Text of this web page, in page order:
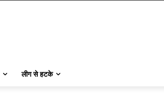
लीग से हटके